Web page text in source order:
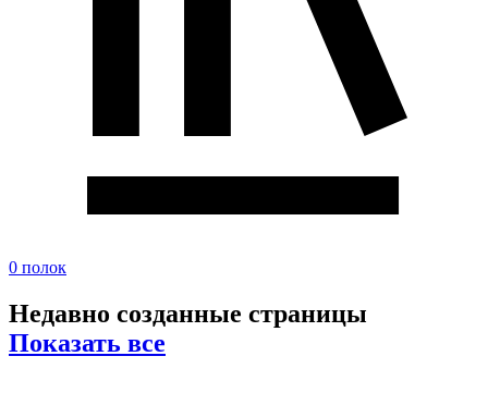
0 полок
Недавно созданные страницы
Показать все